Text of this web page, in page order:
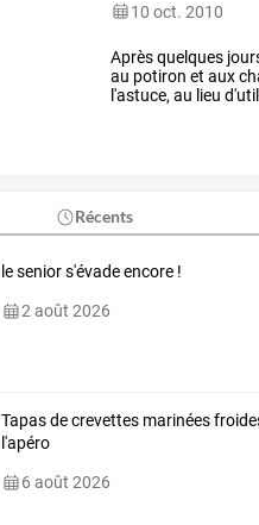
10 oct. 2010
Aprèsquelques
au potiron et aux
l'astuce, au lieu
Récents
le senior s'évade encore !
2 août 2026
Tapas de crevettes marinées
l'apéro
6 août 2026